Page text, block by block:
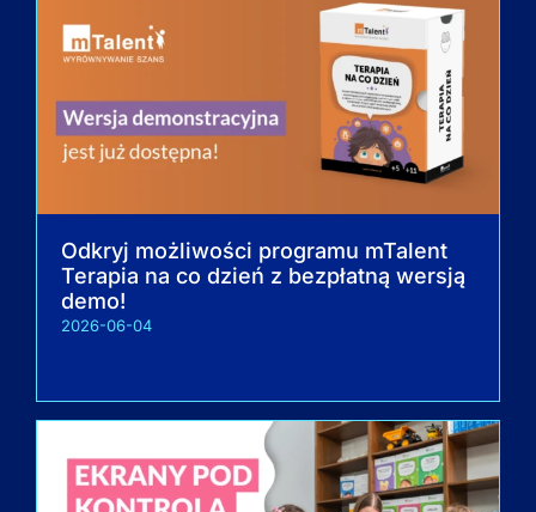
Odkryj możliwości programu mTalent
Terapia na co dzień z bezpłatną wersją
demo!
2026-06-04